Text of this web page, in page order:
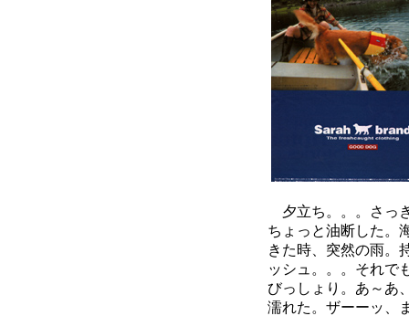
夕立ち。。。さっ
ちょっと油断した。
きた時、突然の雨。
ッシュ。。。それで
びっしょり。あ～あ
濡れた。ザーーッ、